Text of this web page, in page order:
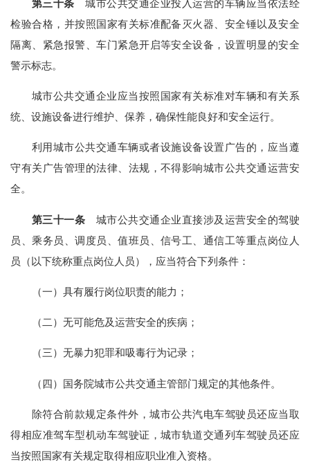
第三十条 城市公共交通企业投入运营的车辆应当依法经
检验合格，并按照国家有关标准配备灭火器、安全锤以及安全
隔离、紧急报警、车门紧急开启等安全设备，设置明显的安全
警示标志。
城市公共交通企业应当按照国家有关标准对车辆和有关系
统、设施设备进行维护、保养，确保性能良好和安全运行。
利用城市公共交通车辆或者设施设备设置广告的，应当遵
守有关广告管理的法律、法规，不得影响城市公共交通运营安
全。
第三十一条 城市公共交通企业直接涉及运营安全的驾驶
员、乘务员、调度员、值班员、信号工、通信工等重点岗位人
员（以下统称重点岗位人员），应当符合下列条件：
（一）具有履行岗位职责的能力；
（二）无可能危及运营安全的疾病；
（三）无暴力犯罪和吸毒行为记录；
（四）国务院城市公共交通主管部门规定的其他条件。
除符合前款规定条件外，城市公共汽电车驾驶员还应当取
得相应准驾车型机动车驾驶证，城市轨道交通列车驾驶员还应
当按照国家有关规定取得相应职业准入资格。